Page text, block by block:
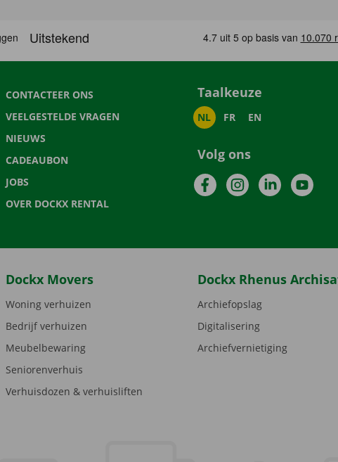
CONTACTEER ONS
VEELGESTELDE VRAGEN
NIEUWS
CADEAUBON
JOBS
OVER DOCKX RENTAL
Taalkeuze
NL FR EN
Volg ons
FacebookInstagramLinkedIn
Dockx Movers
Woning verhuizen
Bedrijf verhuizen
Meubelbewaring
Seniorenverhuis
Verhuisdozen & verhuisliften
Dockx Rhenus
Archiefopslag
Digitalisering
Archiefvernietiging